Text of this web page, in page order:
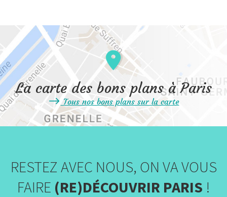
La carte des bons plans à Paris
Tous nos bons plans sur la carte
RESTEZ AVEC NOUS, ON VA VOUS
FAIRE (RE)DÉCOUVRIR PARIS !